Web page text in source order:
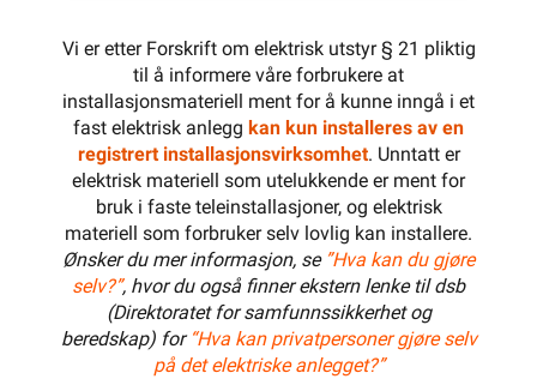
Vi er etter Forskrift om elektrisk utstyr § 21 pliktig
til å informere våre forbrukere at
installasjonsmateriell ment for å kunne inngå i et
fast elektrisk anlegg kan kun installeres av en
registrert installasjonsvirksomhet. Unntatt er
elektrisk materiell som utelukkende er ment for
bruk i faste teleinstallasjoner, og elektrisk
materiell som forbruker selv lovlig kan installere.
Ønsker du mer informasjon, se ”Hva kan du gjøre
selv?”, hvor du også finner ekstern lenke til dsb
(Direktoratet for samfunnssikkerhet og
beredskap) for “Hva kan privatpersoner gjøre selv
på det elektriske anlegget?”